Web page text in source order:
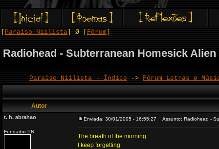
Paraíso Niilista ] Ø [ Fórum
Radiohead - Subterranean Homesick Alien
Paraíso Niilista - Índice -> Fórum Letras e
Autor
t. h. abrahao
Fundador PN
Enviada: 30/01/2005 - 16:55:27 Assunto: Radiohead -
The breath of the morning
I keep forgetting